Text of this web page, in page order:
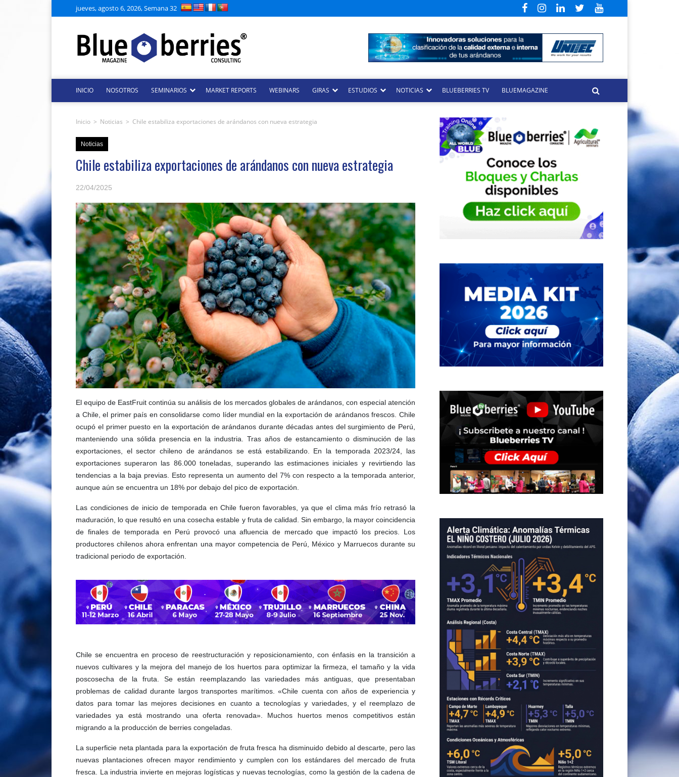
jueves, agosto 6, 2026, Semana 32
INICIO NOSOTROS SEMINARIOS MARKET REPORTS WEBINARS GIRAS ESTUDIOS NOTICIAS BLUEBERRIES TV BLUEMAGAZINE
Inicio > Noticias > Chile estabiliza exportaciones de arándanos con nueva estrategia
Noticias
Chile estabiliza exportaciones de arándanos con nueva estrategia
22/04/2025
El equipo de EastFruit continúa su análisis de los mercados globales de arándanos, con especial atención
a Chile, el primer país en consolidarse como líder mundial en la exportación de arándanos frescos. Chile
ocupó el primer puesto en la exportación de arándanos durante décadas antes del surgimiento de Perú,
manteniendo una sólida presencia en la industria. Tras años de estancamiento o disminución de las
exportaciones, el sector chileno de arándanos se está estabilizando. En la temporada 2023/24, las
exportaciones superaron las 86.000 toneladas, superando las estimaciones iniciales y revirtiendo las
tendencias a la baja previas. Esto representa un aumento del 7% con respecto a la temporada anterior,
aunque aún se encuentra un 18% por debajo del pico de exportación.
Las condiciones de inicio de temporada en Chile fueron favorables, ya que el clima más frío retrasó la
maduración, lo que resultó en una cosecha estable y fruta de calidad. Sin embargo, la mayor coincidencia
de finales de temporada en Perú provocó una afluencia de mercado que impactó los precios. Los
productores chilenos ahora enfrentan una mayor competencia de Perú, México y Marruecos durante su
tradicional periodo de exportación.
Chile se encuentra en proceso de reestructuración y reposicionamiento, con énfasis en la transición a
nuevos cultivares y la mejora del manejo de los huertos para optimizar la firmeza, el tamaño y la vida
poscosecha de la fruta. Se están reemplazando las variedades más antiguas, que presentaban
problemas de calidad durante largos transportes marítimos. «Chile cuenta con años de experiencia y
datos para tomar las mejores decisiones en cuanto a tecnologías y variedades, y el reemplazo de
variedades ya está mostrando una oferta renovada». Muchos huertos menos competitivos están
migrando a la producción de berries congeladas.
La superficie neta plantada para la exportación de fruta fresca ha disminuido debido al descarte, pero las
nuevas plantaciones ofrecen mayor rendimiento y cumplen con los estándares del mercado de fruta
fresca. La industria invierte en mejoras logísticas y nuevas tecnologías, como la gestión de la cadena de